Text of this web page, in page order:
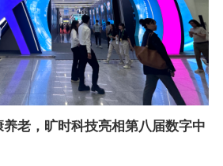
老，旷时科技亮相第八届数字中